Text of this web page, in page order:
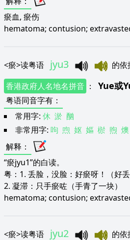
瘀血, 瘀伤
hematoma; contusion;
<瘀>读粤语 jyu3 的依
香港政府人名地名拼音 ： Yue或
粤语同音字有 ：
常用字: 休 淤 酗
非常用字: 呴 喣 妪 嫗 棜 煦 燠
解释 ：
“瘀jyu1”的白读。
粤：1. 丢脸，没脸：好瘀呀！（好丢
2. 凝滞：只手瘀咗（手青了一块）
hematoma; contusion;
<瘀>读粤语 jyu2 的依